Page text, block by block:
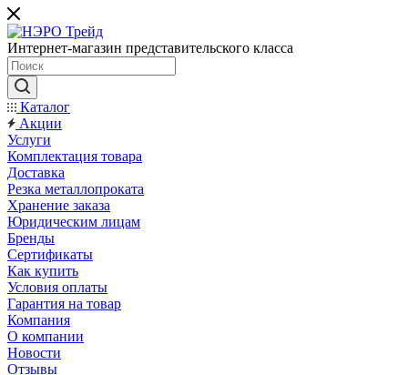
Интернет-магазин представительского класса
Каталог
Акции
Услуги
Комплектация товара
Доставка
Резка металлопроката
Хранение заказа
Юридическим лицам
Бренды
Сертификаты
Как купить
Условия оплаты
Гарантия на товар
Компания
О компании
Новости
Отзывы